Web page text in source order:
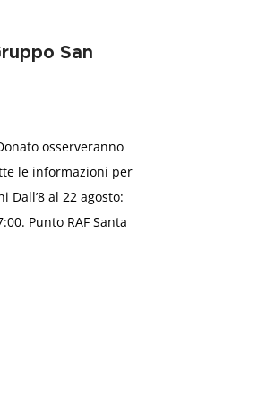
San
osserveranno
le informazioni per
Dall’8 al 22 agosto:
Punto RAF Santa